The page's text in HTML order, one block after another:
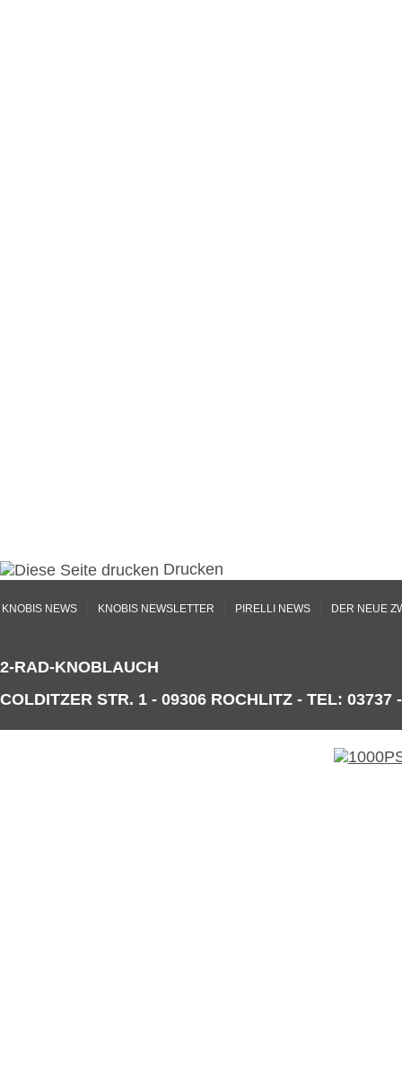
Drucken
KNOBIS NEWS KNOBIS NEWSLETTER PIRELLI NEWS DER NEUE
2-RAD-KNOBLAUCH
COLDITZER STR. 1 - 09306 ROCHLITZ - TEL: 03737